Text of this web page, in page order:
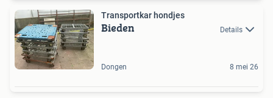
Transportkar hondjes
Bieden Details
Dongen 8 mei 26